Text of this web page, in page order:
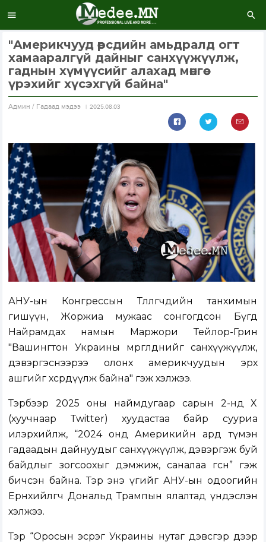
"Америкчууд өөрсдийн амьдралд огт
хамааралгүй дайныг санхүүжүүлж,
гаднын хүмүүсийг алахад мөнгөө
үрэхийг хүсэхгүй байна"
Aдмин / Гадаад мэдээ 2025.08.03
АНУ-ын Конгрессын Төлөөлөгчдийн танхимын
гишүүн, Жоржиа мужаас сонгогдсон Бүгд
Найрамдах намын Маржори Тейлор-Грин
"Вашингтон Украины мөргөлдөөнийг санхүүжүүлж,
дэвэргэснээрээ олонх америкчуудын эрх
ашгийг хөсөрдүүлж байна" гэж хэлжээ.
Тэрбээр 2025 оны наймдугаар сарын 2-нд X
(хуучнаар Twitter) хуудастаа байр сууриа
илэрхийлж, “2024 онд Америкийн ард түмэн
гадаадын дайнуудыг санхүүжүүлж, дэвэргэж буй
байдлыг зогсоохыг дэмжиж, саналаа өгсөн” гэж
бичсэн байна. Тэр энэ үгийг АНУ-ын одоогийн
Ерөнхийлөгч Дональд Трампын ялалтад үндэслэн
хэлжээ.
Тэр “Оросын эсрэг Украины нутаг дэвсгэр дээр